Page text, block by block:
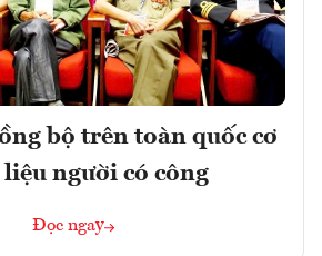
bộ trên toàn quốc cơ
liệu người có công
Đọc ngay